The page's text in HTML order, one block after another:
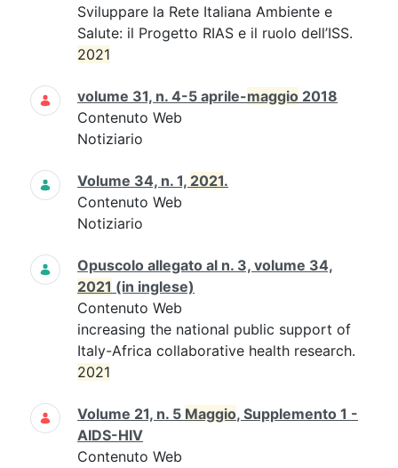
Sviluppare la Rete Italiana Ambiente e
Salute: il Progetto RIAS e il ruolo dell’ISS.
2021
volume 31, n. 4-5 aprile-maggio 2018
Contenuto Web
Notiziario
Volume 34, n. 1, 2021.
Contenuto Web
Notiziario
Opuscolo allegato al n. 3, volume 34,
2021 (in inglese)
Contenuto Web
increasing the national public support of
Italy-Africa collaborative health research.
2021
Volume 21, n. 5 Maggio, Supplemento 1 -
AIDS-HIV
Contenuto Web